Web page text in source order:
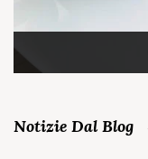
Notizie Dal Blog